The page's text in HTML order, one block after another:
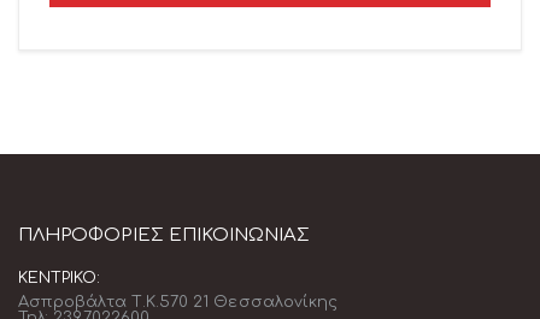
ΠΛΗΡΟΦΟΡΊΕΣ ΕΠΙΚΟΙΝΩΝΊΑΣ
ΚΕΝΤΡΙΚΌ:
Ασπροβάλτα Τ.Κ.570 21 Θεσσαλονίκης